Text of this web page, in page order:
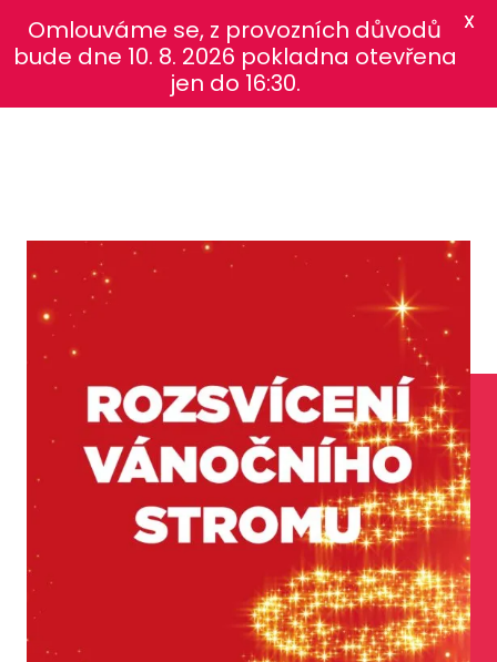
Omlouváme se, z provozních důvodů
bude dne 10. 8. 2026 pokladna otevřena
jen do 16:30.
X